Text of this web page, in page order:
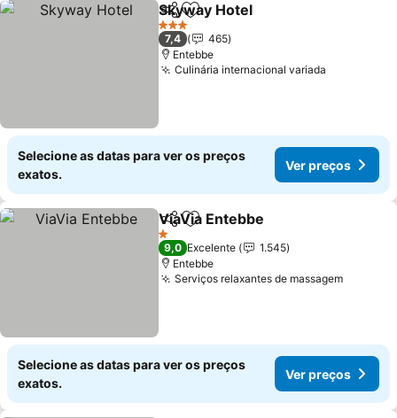
PartilharAdicionar aos favoritos
Skyway Hotel
3 Estrelas
7,4
465
Entebbe
Culinária internacional variada
Selecione as datas para ver os preços
exatos.
Ver preços
PartilharAdicionar aos favoritos
ViaVia Entebbe
1 Estrelas
9,0 Excelente
1.545
Entebbe
Serviços relaxantes de massagemVer
Selecione as datas para ver os preços
exatos.
Ver preços